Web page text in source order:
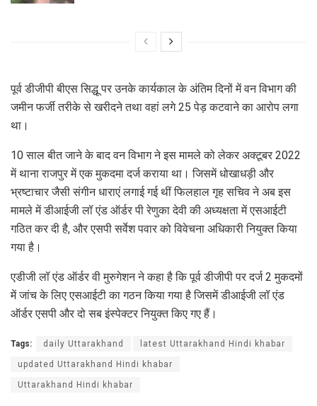
पूर्व डीजीपी बीएस सिद्धू पर उनके कार्यकाल के अंतिम दिनों में वन विभाग की
जमीन फर्जी तरीके से खरीदने तथा वहां लगे 25 पेड़ कटवाने का आरोप लगा
था।
10 साल बीत जाने के बाद वन विभाग ने इस मामले को लेकर अक्टूबर 2022
में थाना राजपुर में एक मुकदमा दर्ज कराया था। जिसमें धोखाधड़ी और
भ्रष्टाचार जैसी संगीन धाराएं लगाई गई थीं फिलहाल गृह सचिव ने अब इस
मामले में डीआईजी लॉ एंड ऑर्डर पी रेणुका देवी की अध्यक्षता में एसआईटी
गठित कर दी है, और एसपी सर्वेश पवार को विवेचना अधिकारी नियुक्त किया
गया है।
एडीजी लॉ एंड ऑर्डर वी मुरुगेशन ने कहा है कि पूर्व डीजीपी पर दर्ज 2 मुकदमों
में जांच के लिए एसआईटी का गठन किया गया है जिसमें डीआईजी लॉ एंड
ऑर्डर एसपी और दो सब इंस्पेक्टर नियुक्त किए गए हैं।
Tags: daily Uttarakhand latest Uttarakhand Hindi khabar
updated Uttarakhand Hindi khabar
Uttarakhand Hindi khabar